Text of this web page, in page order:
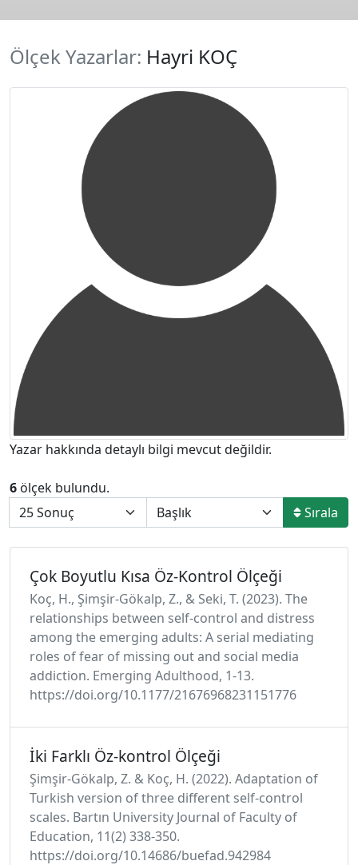
Ölçek Yazarlar: Hayri KOÇ
Yazar hakkında detaylı bilgi mevcut değildir.
6 ölçek bulundu.
Sırala
Çok Boyutlu Kısa Öz-Kontrol Ölçeği
Koç, H., Şimşir-Gökalp, Z., & Seki, T. (2023). The
relationships between self-control and distress
among the emerging adults: A serial mediating
roles of fear of missing out and social media
addiction. Emerging Adulthood, 1-13.
https://doi.org/10.1177/21676968231151776
İki Farklı Öz-kontrol Ölçeği
Şimşir-Gökalp, Z. & Koç, H. (2022). Adaptation of
Turkish version of three different self-control
scales. Bartın University Journal of Faculty of
Education, 11(2) 338-350.
https://doi.org/10.14686/buefad.942984